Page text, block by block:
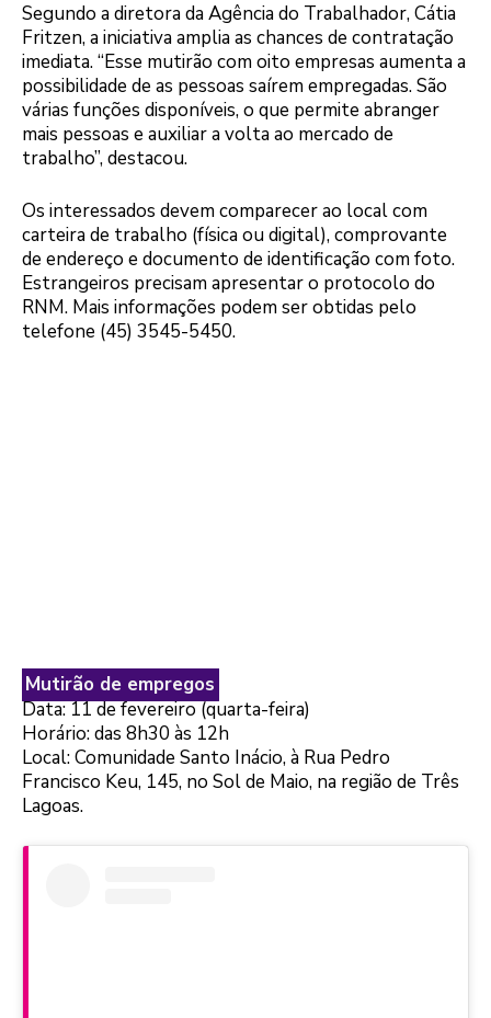
Segundo a diretora da Agência do Trabalhador, Cátia
Fritzen, a iniciativa amplia as chances de contratação
imediata. “Esse mutirão com oito empresas aumenta a
possibilidade de as pessoas saírem empregadas. São
várias funções disponíveis, o que permite abranger
mais pessoas e auxiliar a volta ao mercado de
trabalho”, destacou.
Os interessados devem comparecer ao local com
carteira de trabalho (física ou digital), comprovante
de endereço e documento de identificação com foto.
Estrangeiros precisam apresentar o protocolo do
RNM. Mais informações podem ser obtidas pelo
telefone (45) 3545-5450.
Mutirão de empregos
Data: 11 de fevereiro (quarta-feira)
Horário: das 8h30 às 12h
Local: Comunidade Santo Inácio, à Rua Pedro
Francisco Keu, 145, no Sol de Maio, na região de Três
Lagoas.